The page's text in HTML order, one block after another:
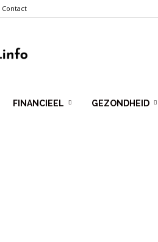
Contact
Punt.Info
FINANCIEEL GEZONDHEID